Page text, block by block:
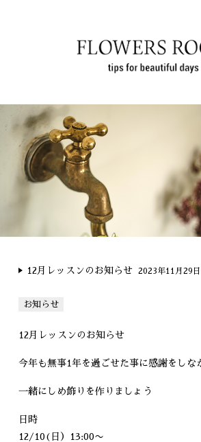
12月レッスンのお知らせ 2023年11月29日
お知らせ
12月レッスンのお知らせ
今年も無事1年を過ごせた事に感謝をしな
一緒にしめ飾りを作りましょう
日時
12/10(日）13:00〜